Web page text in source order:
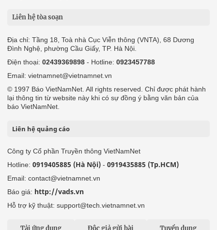
Liên hệ tòa soạn
Địa chỉ: Tầng 18, Toà nhà Cục Viễn thông (VNTA), 68 Dương
Đình Nghệ, phường Cầu Giấy, TP. Hà Nội.
Điện thoại: 02439369898 - Hotline: 0923457788
Email: vietnamnet@vietnamnet.vn
© 1997 Báo VietNamNet. All rights reserved. Chỉ được phát hành
lại thông tin từ website này khi có sự đồng ý bằng văn bản của
báo VietNamNet.
Liên hệ quảng cáo
Công ty Cổ phần Truyền thông VietNamNet
Hotline: 0919405885 (Hà Nội) - 0919435885 (Tp.HCM)
Email: contact@vietnamnet.vn
Báo giá: http://vads.vn
Hỗ trợ kỹ thuật: support@tech.vietnamnet.vn